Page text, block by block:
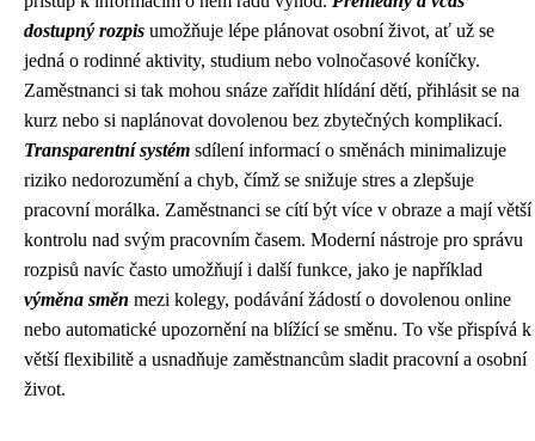
dostupný rozpis umožňuje lépe plánovat osobní život, ať už se
jedná o rodinné aktivity, studium nebo volnočasové koníčky.
Zaměstnanci si tak mohou snáze zařídit hlídání dětí, přihlásit se na
kurz nebo si naplánovat dovolenou bez zbytečných komplikací.
Transparentní systém sdílení informací o směnách minimalizuje
riziko nedorozumění a chyb, čímž se snižuje stres a zlepšuje
pracovní morálka. Zaměstnanci se cítí být více v obraze a mají větší
kontrolu nad svým pracovním časem. Moderní nástroje pro správu
rozpisů navíc často umožňují i další funkce, jako je například
výměna směn mezi kolegy, podávání žádostí o dovolenou online
nebo automatické upozornění na blížící se směnu. To vše přispívá k
větší flexibilitě a usnadňuje zaměstnancům sladit pracovní a osobní
život.